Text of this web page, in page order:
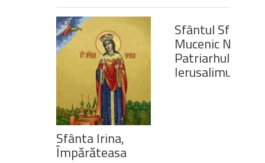
Sfânta Irina,
Împărăteasa
Sfântul Sfinţit
Mucenic Narcis,
Patriarhul
Ierusalimului